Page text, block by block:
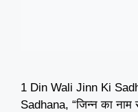
1 Din Wali Jinn Ki
Sadhana, “जिन्न का नाम